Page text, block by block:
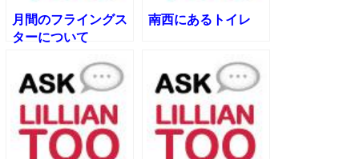
月間のフライングス
ターについて
南西にあるトイレ